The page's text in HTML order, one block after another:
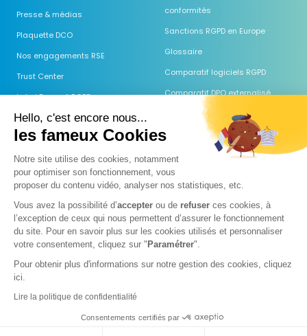
Hello, c'est encore nous...
les fameux Cookies
Notre site utilise des cookies, notamment
pour optimiser son fonctionnement, vous
proposer du contenu vidéo, analyser nos statistiques, etc.
Vous avez la possibilité d’accepter ou de refuser ces cookies, à
l’exception de ceux qui nous permettent d’assurer le fonctionnement
du site. Pour en savoir plus sur les cookies utilisés et personnaliser
votre consentement, cliquez sur "Paramétrer".
Pour obtenir plus d'informations sur notre gestion des cookies, cliquez
ici.
Lire la politique de confidentialité
Consentements certifiés par
Presse & médias
Plaquette DCO
Nos engagements RSE
Trust Center
Label Engagé RGPD
conformités
Sanctions RGPD en Europe
Glossaire
Comparatif logiciels RGPD
Comparatif DPO externalisé
Guides & Modèles
Webinaires
Centre d'aide
FAQ
Comparatif des IA (RGPD)
Prospection & IA 2026
Mentions légales Politique de confidentialité
Data Comply One.Tous droits réservés.
Demander une démo